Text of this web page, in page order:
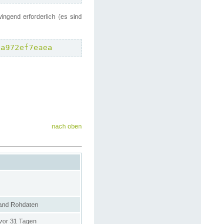
erforderlich (es sind
nach oben
Rohdaten
31 Tagen